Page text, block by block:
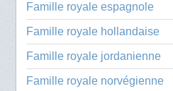
Famille royale espagnole
Famille royale hollandaise
Famille royale jordanienne
Famille royale norvégienne